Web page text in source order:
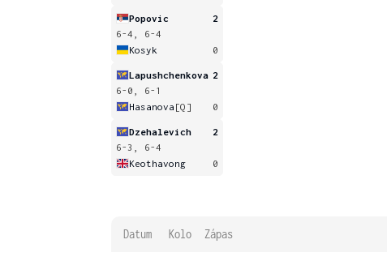
Popovic
2
6-4, 6-4
Kosyk
0
Lapushchenkova 2
6-0, 6-1
Hasanova [Q] 0
Dzehalevich
2
6-3, 6-4
Keothavong
0
Datum Kolo Zápas